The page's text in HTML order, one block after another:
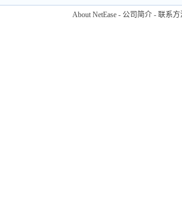
About NetEase - 公司简介 - 联系方